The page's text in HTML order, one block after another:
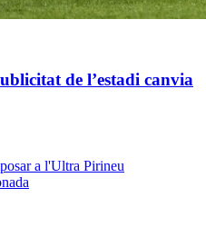
de l’estadi canvia